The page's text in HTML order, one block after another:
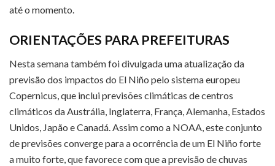
até o momento.
ORIENTAÇÕES PARA PREFEITURAS
Nesta semana também foi divulgada uma atualização da
previsão dos impactos do El Niño pelo sistema europeu
Copernicus, que inclui previsões climáticas de centros
climáticos da Austrália, Inglaterra, França, Alemanha, Estados
Unidos, Japão e Canadá. Assim como a NOAA, este conjunto
de previsões converge para a ocorrência de um El Niño forte
a muito forte, que favorece com que a previsão de chuvas